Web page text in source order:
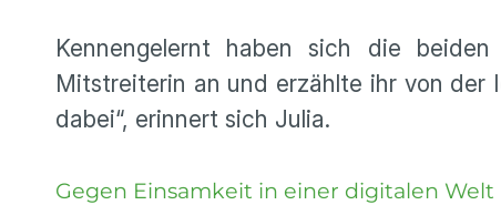
Kennengelernt haben sich die
Mitstreiterin an und erzählte ihr von der
dabei“, erinnert sich Julia.
Gegen Einsamkeit in einer digitalen Welt